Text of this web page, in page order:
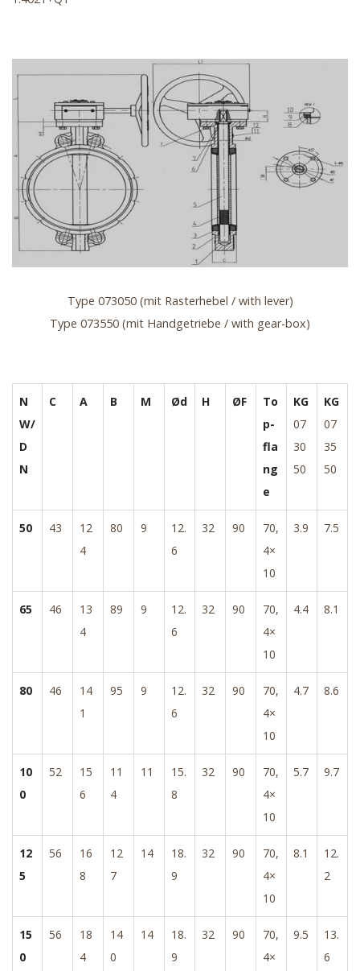
Type 073050 (mit Rasterhebel / with lever)
Type 073550 (mit Handgetriebe / with gear-box)
N
W/
D
N
C A B M Ød H ØF
To
p-
fla
ng
e
KG
07
30
50
KG
07
35
50
50 43
12
4
80 9
12.
6
32 90
70,
4×
10
3.9 7.5
65 46
13
4
89 9
12.
6
32 90
70,
4×
10
4.4 8.1
80 46
14
1
95 9
12.
6
32 90
70,
4×
10
4.7 8.6
10
0
52
15
6
11
4
11
15.
8
32 90
70,
4×
10
5.7 9.7
12
5
56
16
8
12
7
14
18.
9
32 90
70,
4×
10
8.1
12.
2
15
0
56
18
4
14
0
14
18.
9
32 90
70,
4×
9.5
13.
6